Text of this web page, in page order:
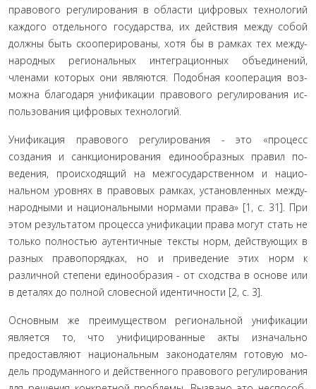
правового регулирования в области цифровых технологий
каждого отдельного государства, их действия между собой
должны быть скооперированы, хотя бы в рамках тех между­
народных региональных интеграционных объединений,
членами которых они являются. Подобная кооперация воз­
можна благодаря унификации правового регулирования ис­
пользования цифровых технологий.
Унификация правового регулирования - это «процесс
создания и санкционирования единообразных правил по­
ведения, происходящий на межгосударственном и нацио­
нальном уровнях в правовых рамках, установленных между­
народными и национальными нормами права» [1, с. 31]. При
этом результатом процесса унификации права могут стать не
только полностью аутентичные тексты норм, действую­щих в
разных правопорядках, но и приведение этих норм к
различной степени единообразия - от сходства в основе или
в деталях до полной словесной идентичности [2, с. 3].
Основным же преимуществом региональной унифи­кации
является то, что унифицированные акты изначально
предоставляют национальным законодателям готовую мо­
дель продуманного и действенного правового регулирования